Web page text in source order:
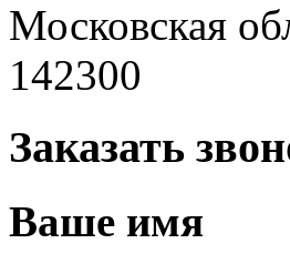
Московская
142300
Заказать
Ваше имя